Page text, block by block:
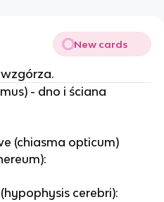
New cards
- dno i ściana
(chiasma opticum)
cerebri):